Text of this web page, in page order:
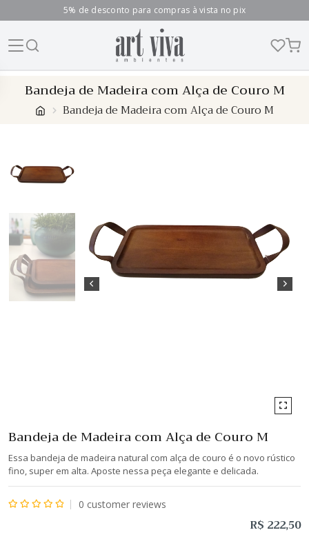
5% de desconto para compras à vista no pix
Bandeja de Madeira com Alça de Couro M
Bandeja de Madeira com Alça de Couro M
Bandeja de Madeira com Alça de Couro M
Essa bandeja de madeira natural com alça de couro é o novo rústico
fino, super em alta. Aposte nessa peça elegante e delicada.
0 customer reviews
R$ 222,50